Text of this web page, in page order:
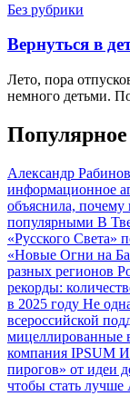
Без рубрики
Вернуться в
Лето, пора
немного детьми.
Популярное
Александр
информационное
объяснила, почему
популярными В
«Русского Света»
«Новые Огни на
разных регионов
рекорды:
в 2025 году Не
всероссийской
мицеллированные
компания IPSUM
пирогов» от идеи
чтобы стать лучше